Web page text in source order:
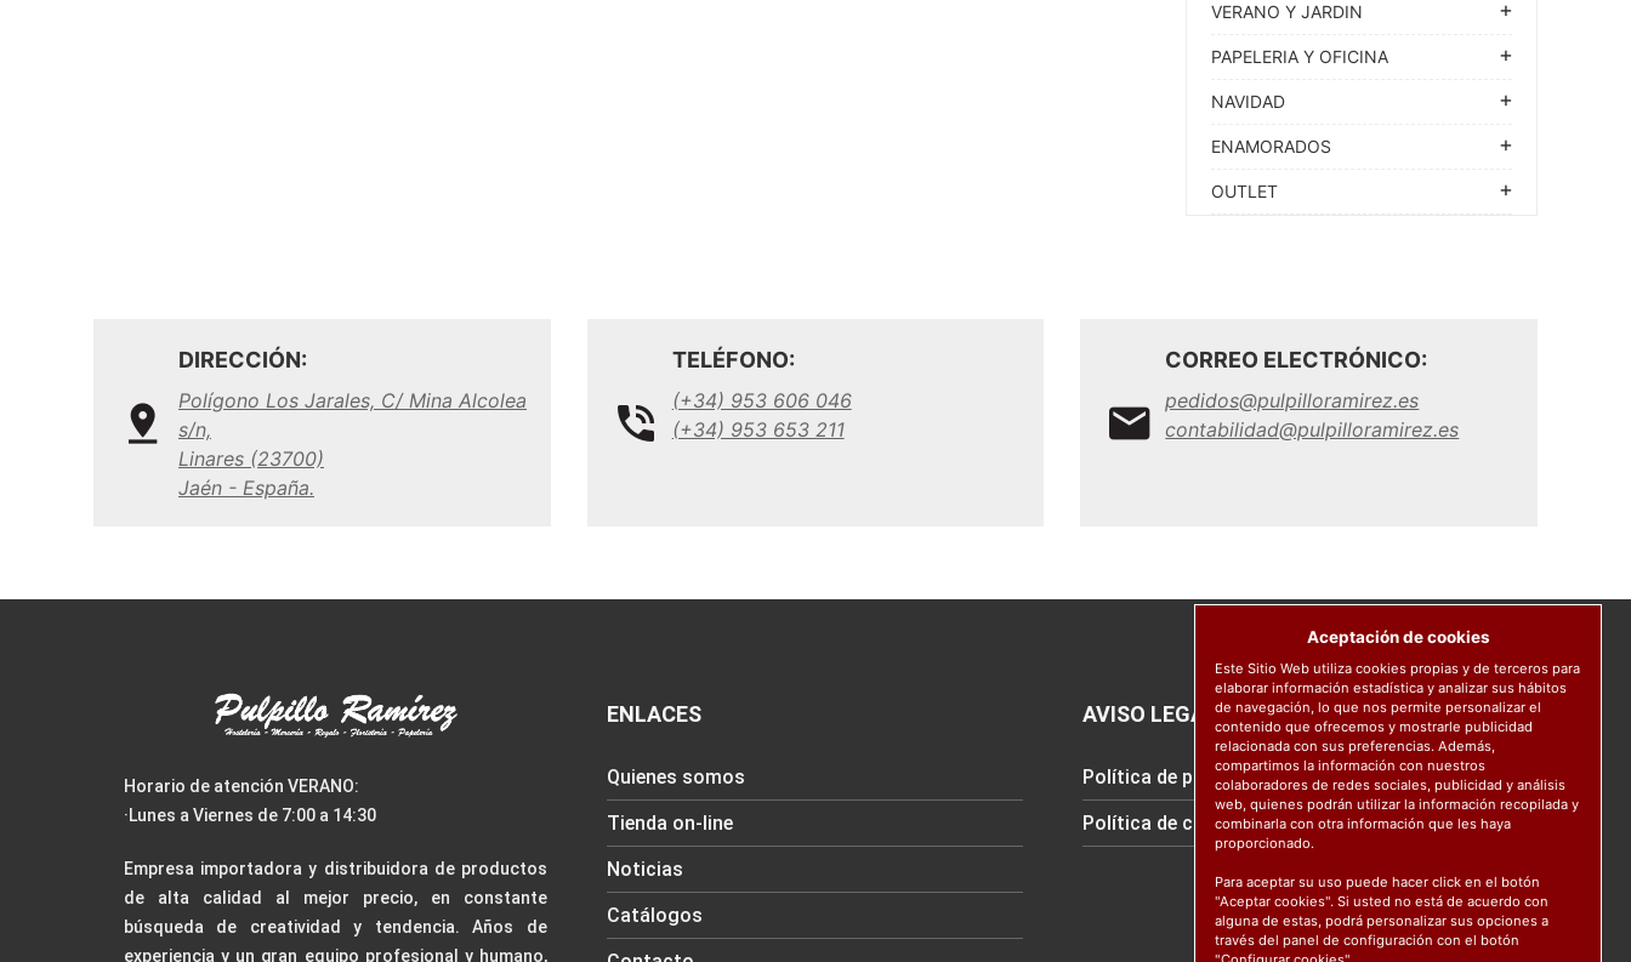
VERANO Y JARDIN
PAPELERIA Y OFICINA
NAVIDAD
ENAMORADOS
OUTLET
DIRECCIÓN:
Polígono Los Jarales, C/ Mina Alcolea
s/n,
Linares (23700)
Jaén - España.
TELÉFONO:
(+34) 953 606 046
(+34) 953 653 211
CORREO ELECTRÓNICO:
pedidos@pulpilloramirez.es
contabilidad@pulpilloramirez.es
Horario de atención VERANO:
·Lunes a Viernes de 7:00 a 14:30
Empresa importadora y distribuidora de productos
de alta calidad al mejor precio, en constante
búsqueda de creatividad y tendencia. Años de
experiencia y un gran equipo profesional y humano,
ENLACES
Quienes somos
Tienda on-line
Noticias
Catálogos
AVISO LEGAL
Política de protección de datos
Política de cookies
Aceptación de cookies
Este Sitio Web utiliza cookies propias y de terceros para
elaborar información estadística y analizar sus hábitos
de navegación, lo que nos permite personalizar el
contenido que ofrecemos y mostrarle publicidad
relacionada con sus preferencias. Además,
compartimos la información con nuestros
colaboradores de redes sociales, publicidad y análisis
web, quienes podrán utilizar la información recopilada y
combinarla con otra información que les haya
proporcionado.
Para aceptar su uso puede hacer click en el botón
"Aceptar cookies". Si usted no está de acuerdo con
alguna de estas, podrá personalizar sus opciones a
través del panel de configuración con el botón